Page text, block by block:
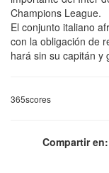
Champions League.
El conjunto italiano
con la obligación de
hará sin su capitán
365scores
Compartir en: